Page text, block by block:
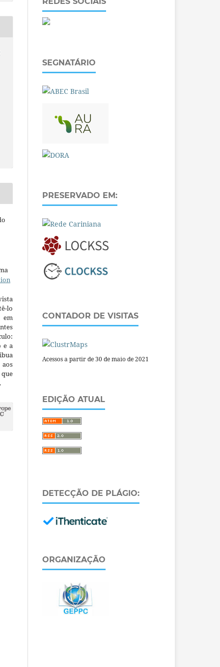
lo
em
e a
SEGNATÁRIO
PRESERVADO EM:
CONTADOR DE VISITAS
Acessos a partir de 30 de maio de 2021
EDIÇÃO ATUAL
DETECÇÃO DE PLÁGIO:
ORGANIZAÇÃO